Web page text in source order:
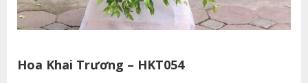
Hoa Khai Trương – HKT054